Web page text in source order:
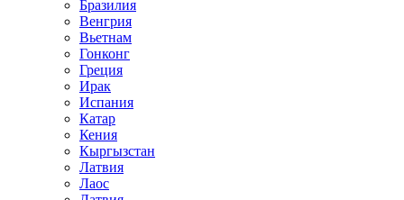
Бразилия
Венгрия
Вьетнам
Гонконг
Греция
Ирак
Испания
Катар
Кения
Кыргызстан
Латвия
Лаос